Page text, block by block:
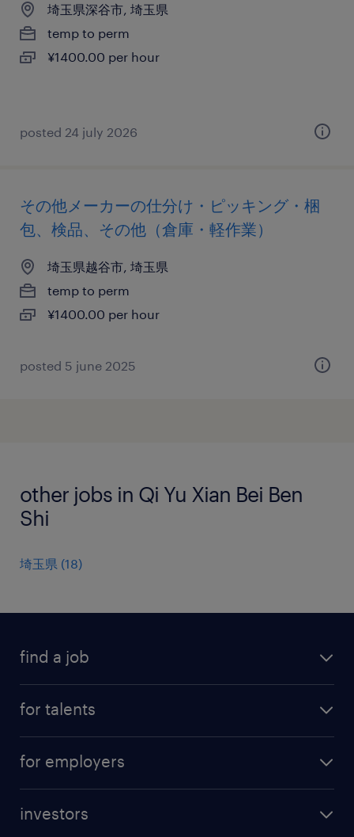
埼玉県深谷市, 埼玉県
temp to perm
¥1400.00 per hour
posted 24 july 2026
その他メーカーの仕分け・ピッキング・梱
包、検品、その他（倉庫・軽作業）
埼玉県越谷市, 埼玉県
temp to perm
¥1400.00 per hour
posted 5 june 2025
other jobs in Qi Yu Xian Bei Ben
Shi
埼玉県 (18)
find a job
for talents
professional career
for employers
investors